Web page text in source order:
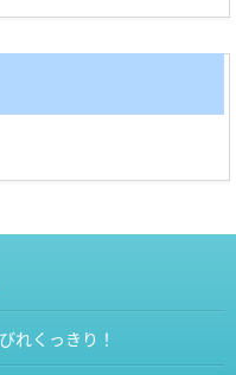
れくっきり！